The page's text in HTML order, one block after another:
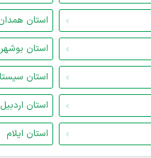
استان
استان بوشهر
استان
استان اردبیل
استان ایلام